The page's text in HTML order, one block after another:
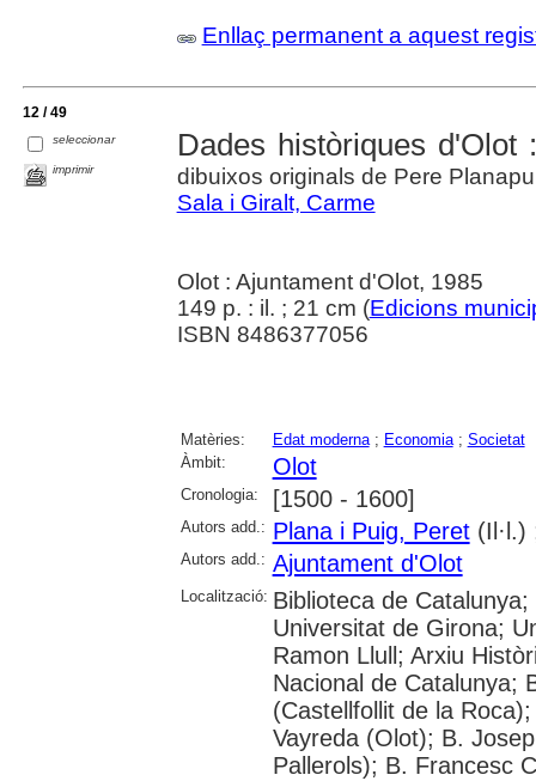
Enllaç permanent a aquest
12 / 49
seleccionar
imprimir
Dades històriques d'Olot
dibuixos originals de Pere
Sala i Giralt, Carme
Olot : Ajuntament d'Olot, 1985
149 p. : il. ; 21 cm (Edicions
ISBN 8486377056
Matèries: Edat moderna; Economia; Societat
Àmbit:
Olot
Cronologia: [1500 - 1600]
Autors add.: Plana i Puig, Peret
Autors add.: Ajuntament d'Olot
Localització: Biblioteca de
Universitat de Girona;
Ramon Llull; Arxiu
Nacional de Catalunya;
(Castellfollit de la
Vayreda (Olot); B.
Pallerols); B. Francesc